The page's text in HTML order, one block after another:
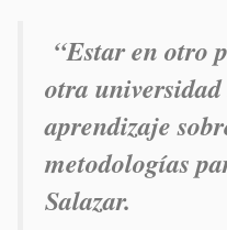
“Estar en otro
otra
aprendizaje
metodologías
Salazar.